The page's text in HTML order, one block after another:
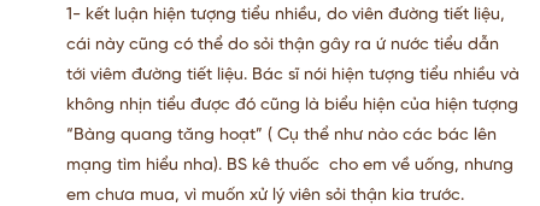
1- kết luận hiện tượng tiểu nhiều, do viên đường tiết liệu,
cái này cũng có thể do sỏi thận gây ra ứ nước tiểu dẫn
tới viêm đường tiết liệu. Bác sĩ nói hiện tượng tiểu nhiều và
không nhịn tiểu được đó cũng là biểu hiện của hiện tượng
“Bàng quang tăng hoạt” ( Cụ thể như nào các bác lên
mạng tìm hiểu nha). BS kê thuốc cho em về uống, nhưng
em chưa mua, vì muốn xử lý viên sỏi thận kia trước.